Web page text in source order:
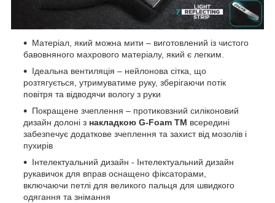
Матеріал, який можна мити – виготовлений із чистого
бавовняного махрового матеріалу, який є легким.
Ідеальна вентиляція – нейлонова сітка, що
розтягується, утримуватиме руку, зберігаючи потік
повітря та відводячи вологу з руки
Покращене зчеплення – протиковзний силіконовий
дизайн долоні з накладкою G-Foam TM всередині
забезпечує додаткове зчеплення та захист від мозолів і
пухирів
Інтелектуальний дизайн - Інтелектуальний дизайн
рукавичок для вправ оснащено фіксаторами,
включаючи петлі для великого пальця для швидкого
одягання та знімання